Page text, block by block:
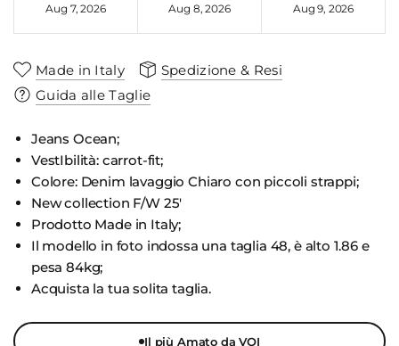
Aug 7, 2026
Aug 8, 2026
Aug 9, 2026
Made in Italy
Spedizione & Resi
Guida alle Taglie
Jeans Ocean;
VestIbilità: carrot-fit;
Colore: Denim lavaggio Chiaro con piccoli strappi;
New collection F/W 25'
Prodotto Made in Italy;
Il modello in foto indossa una taglia 48, è alto 1.86 e
pesa 84kg;
Acquista la tua solita taglia.
Il più Amato da VOI